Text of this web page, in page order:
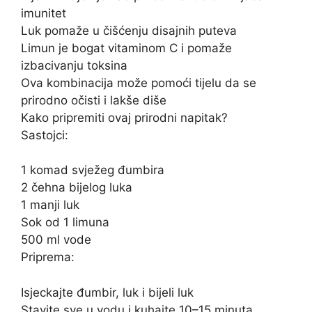
imunitet
Luk pomaže u čišćenju disajnih puteva
Limun je bogat vitaminom C i pomaže
izbacivanju toksina
Ova kombinacija može pomoći tijelu da se
prirodno očisti i lakše diše
Kako pripremiti ovaj prirodni napitak?
Sastojci:
1 komad svježeg đumbira
2 čehna bijelog luka
1 manji luk
Sok od 1 limuna
500 ml vode
Priprema:
Isjeckajte đumbir, luk i bijeli luk